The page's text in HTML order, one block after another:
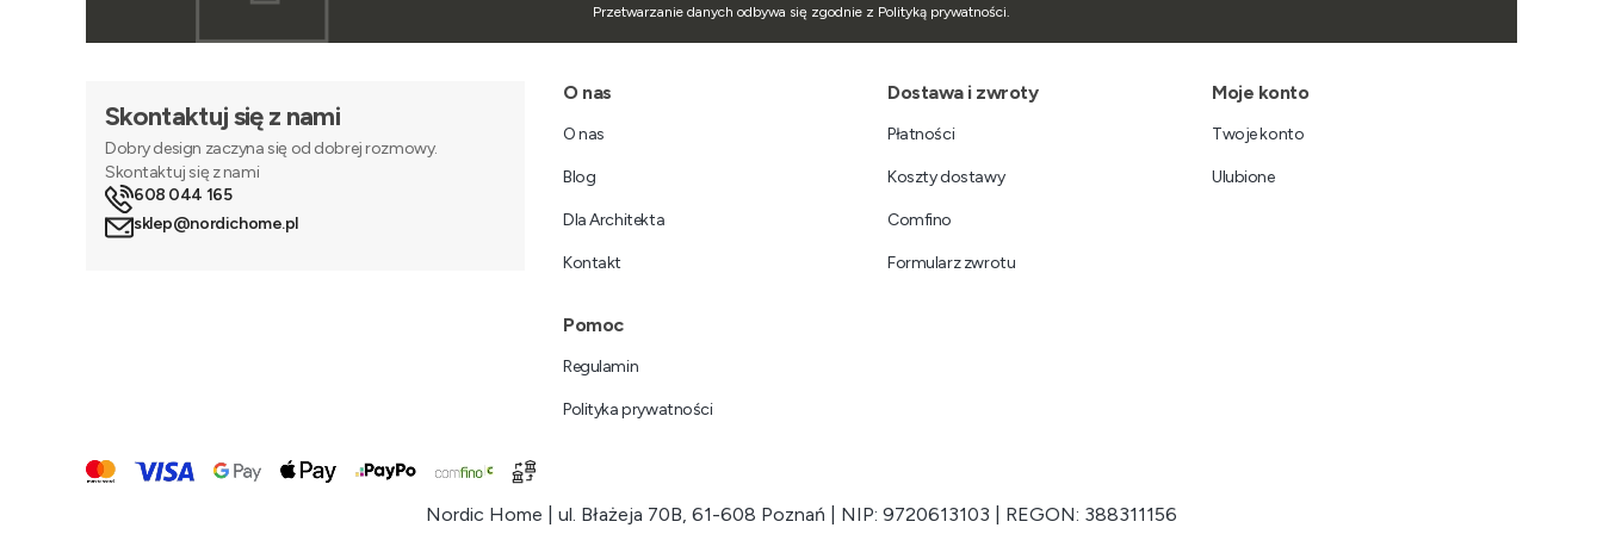
Przetwarzanie danych odbywa się zgodnie z Polityką prywatności.
Skontaktuj się z nami
Dobry design zaczyna się od dobrej rozmowy.
Skontaktuj się z nami
608 044 165
sklep@nordichome.pl
Linki w stopce
O nas
O nas
Blog
Dla Architekta
Kontakt
Dostawa i zwroty
Płatności
Koszty dostawy
Comfino
Formularz zwrotu
Moje konto
Twoje konto
Ulubione
Pomoc
Regulamin
Polityka prywatności
Nordic Home | ul. Błażeja 70B, 61-608 Poznań | NIP: 9720613103 | REGON: 388311156